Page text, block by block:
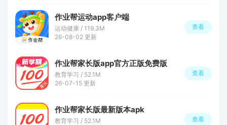
作业帮运动app客户端
运动健康 / 119.3M
26-08-02 更新
查看
作业帮家长版app官方正版免费版
教育学习 / 52.1M
26-07-15 更新
查看
作业帮家长版最新版本apk
教育学习 / 52.1M
查看